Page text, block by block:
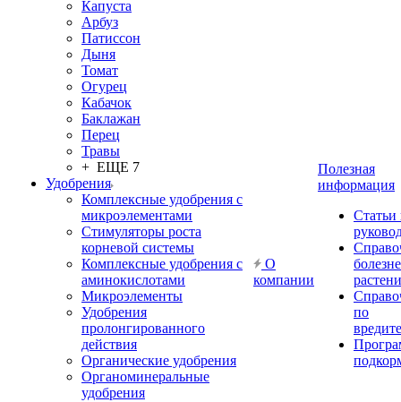
Капуста
Арбуз
Патиссон
Дыня
Томат
Огурец
Кабачок
Баклажан
Перец
Травы
+ ЕЩЕ 7
Удобрения
Комплексные удобрения с
микроэлементами
Стимуляторы роста
корневой системы
Комплексные удобрения с
аминокислотами
Микроэлементы
Удобрения
пролонгированного
действия
Органические удобрения
Органоминеральные
удобрения
О
компании
Полезная
информация
Статьи
по